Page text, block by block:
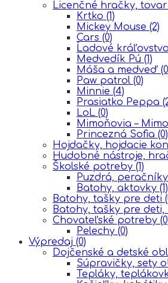
Licenčné hračky, tovar
Krtko (1)
Mickey Mouse (2)
Cars (0)
Ĺadové kráľovstvo
Medvedík Pú (1)
Máša a medveď
Paw patrol (0)
Minnie (4)
Prasiatko Peppa
LoL (0)
Mimoňovia –
Princezná Sofia (0)
Hojdačky, hojdacie
Hudobné nástroje,
Školské potreby (1)
Puzdrá, peračníky
Batohy, aktovky (1)
Batohy, tašky pre deti
Batohy, tašky pre deti,
Chovateľské potreby
Pelechy (0)
Výpredaj (0)
Dojčenské a detské
Súpravičky, sety
Tepláky,